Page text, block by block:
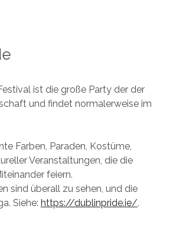
ist die große Party der der
und findet normalerweise im
Farben, Paraden, Kostüme,
Veranstaltungen, die die
feiern.
sind überall zu sehen, und die
Siehe: https://dublinpride.ie/.